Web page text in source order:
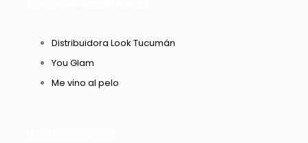
Distribuidora Look Tucumán
You Glam
Me vino al pelo